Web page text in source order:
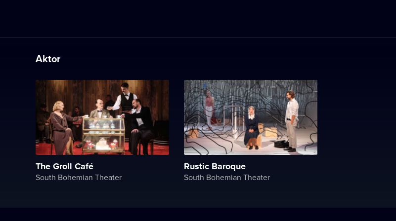
Aktor
The Groll Café
South Bohemian Theater
Rustic Baroque
South Bohemian Theater